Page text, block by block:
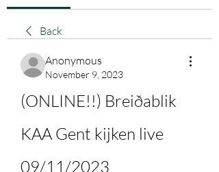
Back
Anonymous
November 9, 2023
(ONLINE!!) Breiðablik
KAA Gent kijken live
09/11/2023